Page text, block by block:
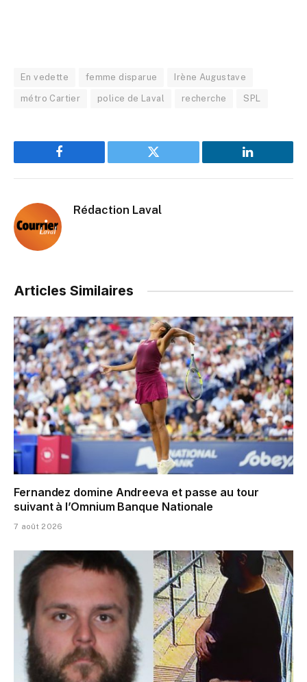
En vedette femme disparue Irène Augustave
métro Cartier police de Laval recherche SPL
Facebook Twitter LinkedIn
Rédaction Laval
Articles Similaires
Fernandez domine Andreeva et passe au tour
suivant à l’Omnium Banque Nationale
7 août 2026